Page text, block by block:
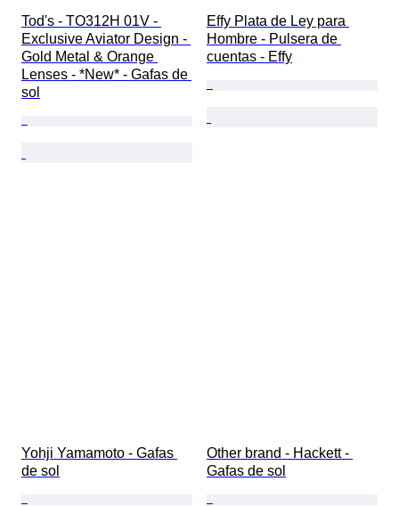
Tod's - TO312H 01V -
Exclusive Aviator Design -
Gold Metal & Orange
Lenses - *New* - Gafas de
sol
Effy Plata de Ley para
Hombre - Pulsera de
cuentas - Effy
Yohji Yamamoto - Gafas
de sol
Other brand - Hackett -
Gafas de sol